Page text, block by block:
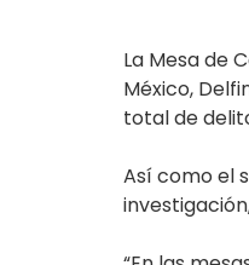
La Mesa de
México,
total de
Así como el